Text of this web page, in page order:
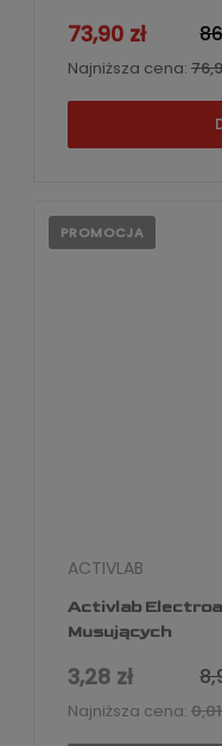
73,90 zł
Najniższa cena:
Activlab
Musujących
ACTIVLAB
3,28 zł
Najniższa cena:
PROMOCJA